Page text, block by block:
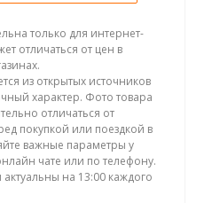
только для интернет-
отличаться от цен в
из открытых источников
характер. Фото товара
отличаться от
покупкой или поездкой в
важные параметры у
чате или по телефону.
на 13:00 каждого